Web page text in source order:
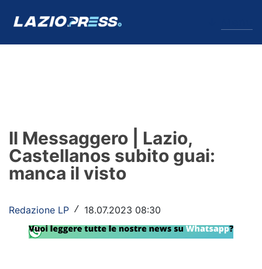
Formello
Infortuni
Calciomercato
Il Messaggero | Lazio,
Castellanos subito guai:
manca il visto
Redazione LP / 18.07.2023 08:30